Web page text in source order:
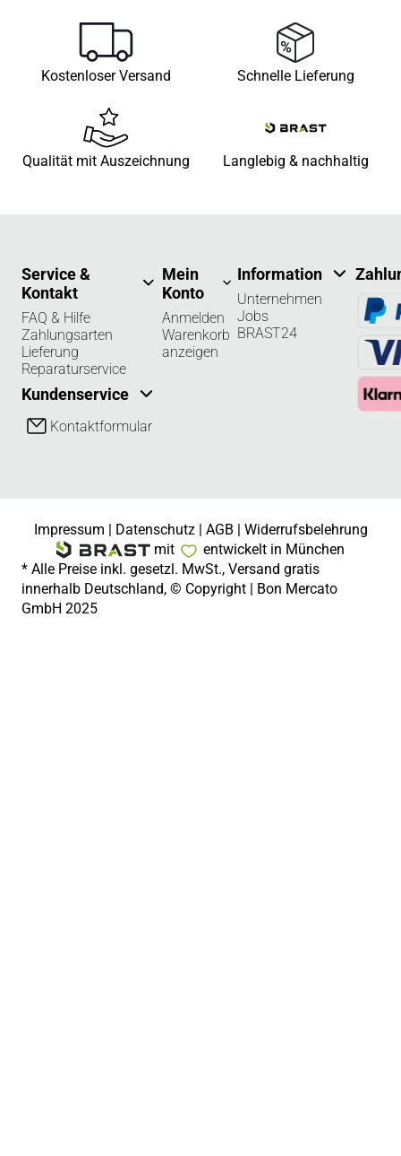
Kostenloser Versand Schnelle Lieferung
Qualität mit Auszeichnung Langlebig & nachhaltig
Service &
Kontakt
FAQ & Hilfe
Zahlungsarten
Lieferung
Reparaturservice
Kundenservice
Kontaktformular
Mein
Konto
Anmelden
Warenkorb
anzeigen
Information
Unternehmen
Jobs
BRAST24
Impressum | Datenschutz| AGB | Widerrufsbelehrung
mit
entwickelt in München
* Alle Preise inkl. gesetzl. MwSt., Versand gratis
innerhalb Deutschland, © Copyright | Bon Mercato
GmbH 2025